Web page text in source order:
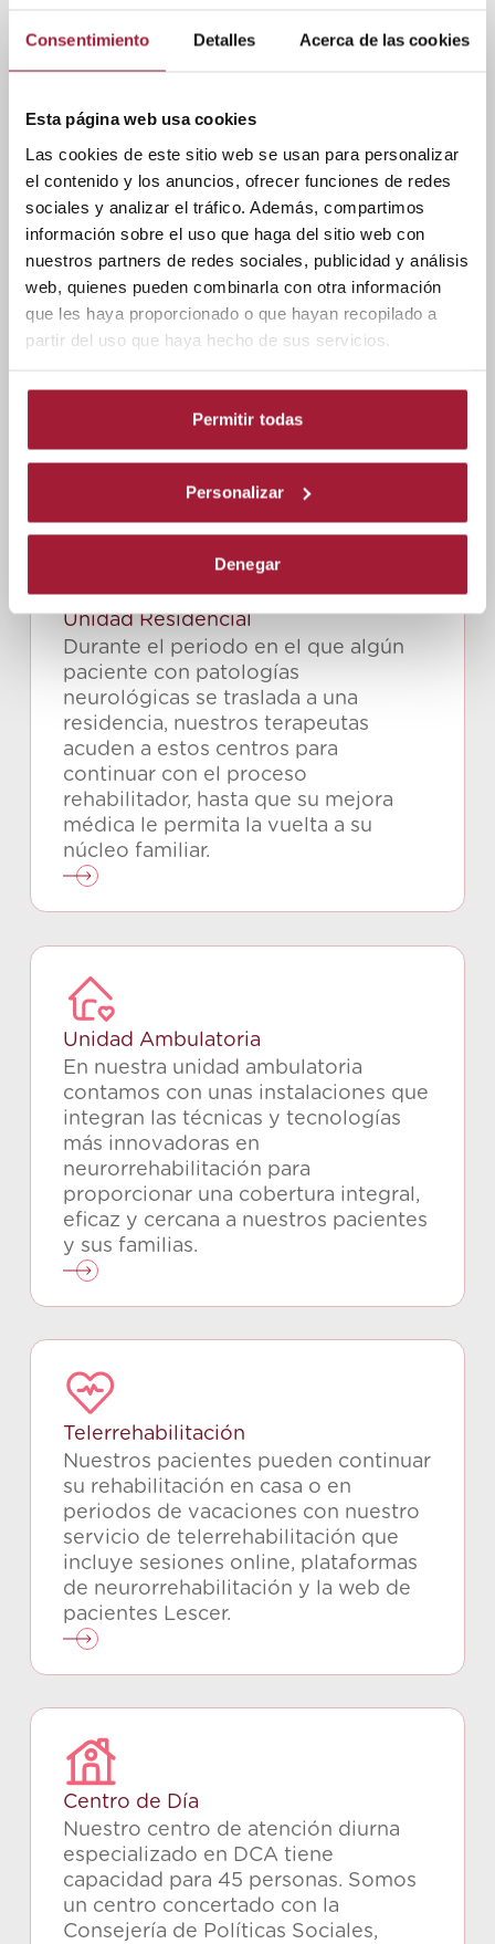
Consentimiento Detalles Acerca de las cookies
Esta página web usa cookies
Las cookies de este sitio web se usan para personalizar
el contenido y los anuncios, ofrecer funciones de redes
sociales y analizar el tráfico. Además, compartimos
información sobre el uso que haga del sitio web con
nuestros partners de redes sociales, publicidad y análisis
web, quienes pueden combinarla con otra información
que les haya proporcionado o que hayan recopilado a
partir del uso que haya hecho de sus servicios.
Permitir todas
Personalizar
Denegar
ingresados en una unidad integrada
Unidad Domiciliaria
Algunos pacientes con patologías
neurológicas necesitan rehabilitación
en sus lugares de residencia.
Nuestros profesionales se trasladan a
que puedan encontrar.
Unidad Residencial
Durante el periodo en el que algún
paciente con patologías
neurológicas se traslada a una
residencia, nuestros terapeutas
acuden a estos centros para
continuar con el proceso
rehabilitador, hasta que su mejora
médica le permita la vuelta a su
núcleo familiar.
Unidad Ambulatoria
En nuestra unidad ambulatoria
contamos con unas instalaciones que
integran las técnicas y tecnologías
más innovadoras en
neurorrehabilitación para
proporcionar una cobertura integral,
eficaz y cercana a nuestros pacientes
y sus familias.
Telerrehabilitación
Nuestros pacientes pueden continuar
su rehabilitación en casa o en
periodos de vacaciones con nuestro
servicio de telerrehabilitación que
incluye sesiones online, plataformas
de neurorrehabilitación y la web de
pacientes Lescer.
Centro de Día
Nuestro centro de atención diurna
especializado en DCA tiene
capacidad para 45 personas. Somos
un centro concertado con la
Consejería de Políticas Sociales,